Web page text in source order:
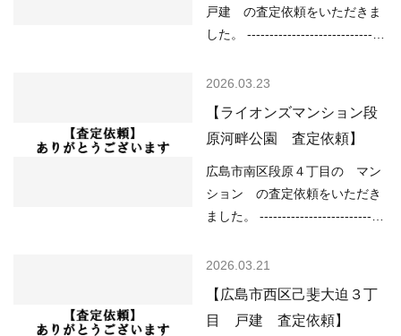
戸建 の査定依頼をいただきま
した。 -------------------------------
------ （用途地域）第一種住居地
（土砂災害）該当なし （洪水）
浸水想定深さ0.5～3.0ｍ未満の
区域 （高潮）該当なし （内
水）浸水想定深さ0.2ｍ以上
（津波）該当なし -----------------
-------------------- 現在の不動産市
低金利で不動産を買いやすい ○
売り物件が少なく、物件を探し
2026.03.23
【ライオンズマンション段
原河畔公園 査定依頼】
広島市南区段原４丁目の マン
ション の査定依頼をいただき
ました。 ----------------------------
--------- （用途地域）近隣商業地
水）該当なし （高潮）予想浸水
深さ50㎝未満 （内水）該当なし
2026.03.21
【広島市西区己斐大迫３丁
目 戸建 査定依頼】